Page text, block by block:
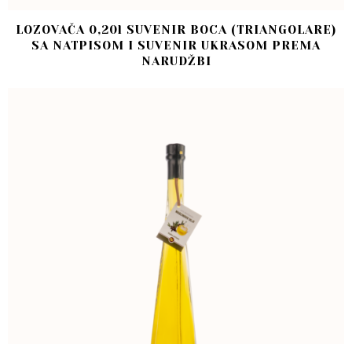
LOZOVAČA 0,20l SUVENIR BOCA (TRIANGOLARE)
SA NATPISOM I SUVENIR UKRASOM PREMA
NARUDŽBI